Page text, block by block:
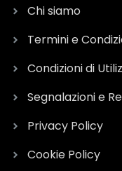
Chi siamo
Termini e
Condizioni di
Segnalazioni e
Privacy Policy
Cookie Policy